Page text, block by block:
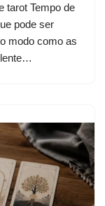
tarot Tempo de
pode ser
modo como as